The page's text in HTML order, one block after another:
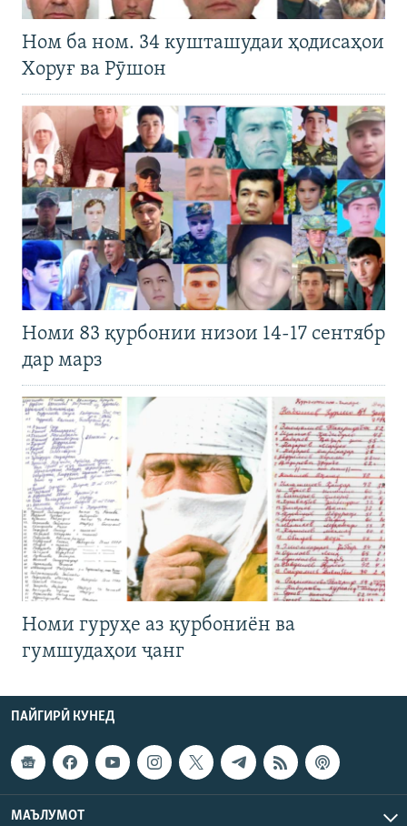
Ном ба ном. 34 кушташудаи ҳодисаҳои
Хоруғ ва Рӯшон
Номи 83 қурбонии низои 14-17 сентябр
дар марз
Номи гуруҳе аз қурбониён ва
гумшудаҳои ҷанг
ПАЙГИРӢ КУНЕД
МАЪЛУМОТ